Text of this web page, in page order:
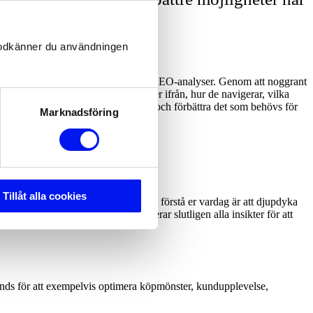
du användningen
Marknadsföring
Tillåt alla cookies
sak.
Google Analytics, Hotjar och SEO-analyser. Genom att noggrant
exempelvis var besökaren kommer ifrån, hur de navigerar, vilka
(tillgänglighetsanpassning) och förbättra det som behövs för
åren vet vi att det bästa sättet att förstå er vardag är att djupdyka
och utmanas och dokumenterar slutligen alla insikter för att
för att exempelvis optimera köpmönster, kundupplevelse,